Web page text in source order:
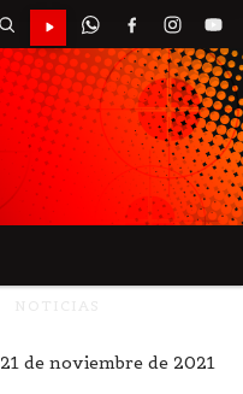
21 de noviembre de 2021